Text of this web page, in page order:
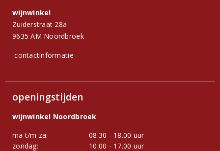
wijnwinkel
Zuiderstraat 28a
9635 AM Noordbroek
contactinformatie
openingstijden
wijnwinkel Noordbroek
ma t/m za:
08.30 - 18.00 uur
zondag:
10.00 - 17.00 uur